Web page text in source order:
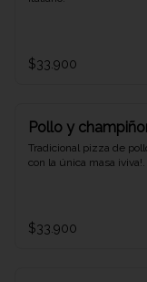
$33.900
Pollo y
Tradicional pizza de
con la única masa ¡viva!.
$33.900